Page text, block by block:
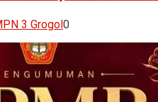
3 Grogol0